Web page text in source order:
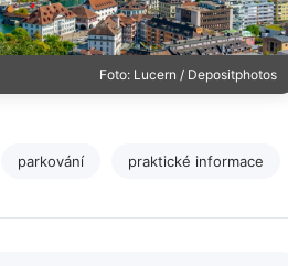
Foto: Lucern / Depositphotos
parkování praktické informace